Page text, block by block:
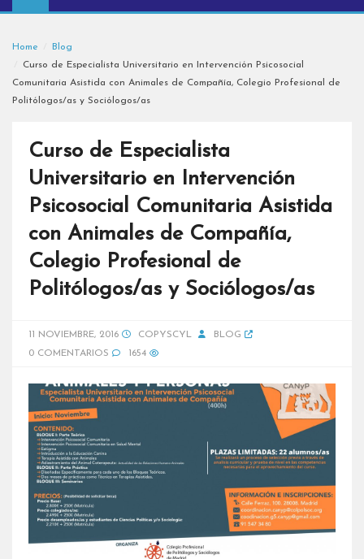
Home
Blog
Curso de Especialista Universitario en Intervención Psicosocial
Comunitaria Asistida con Animales de Compañía, Colegio Profesional de
Politólogos/as y Sociólogos/as
Curso de Especialista
Universitario en Intervención
Psicosocial Comunitaria Asistida
con Animales de Compañía,
Colegio Profesional de
Politólogos/as y Sociólogos/as
11 NOVIEMBRE, 2016 COPYSCYL
BLOG
0 COMENTARIOS
1654